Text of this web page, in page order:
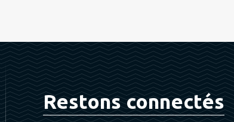
Restons connectés